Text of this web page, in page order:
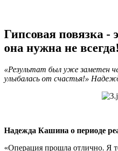
Гипсовая повязка -
она нужна не всегда!
«Результат был уже заметен
улыбалась от счастья!»
Надежда Кашина о периоде
«Операция прошла отлично. Я